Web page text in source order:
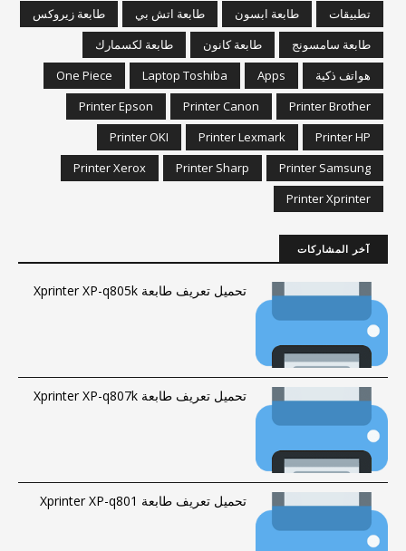
تطبيقات طابعة ابسون طابعة اتش بي
طابعة زيروكس
طابعة سامسونج
طابعة كانون
طابعة لكسمارك
هواتف ذكية
Apps
Laptop Toshiba
One Piece
Printer Brother
Printer Canon
Printer Epson
Printer HP
Printer Lexmark
Printer OKI
Printer Samsung
Printer Sharp
Printer Xerox
Printer Xprinter
آخر المشاركات
تحميل تعريف طابعة Xprinter XP-q805k
تحميل تعريف طابعة Xprinter XP-q807k
تحميل تعريف طابعة Xprinter XP-q801